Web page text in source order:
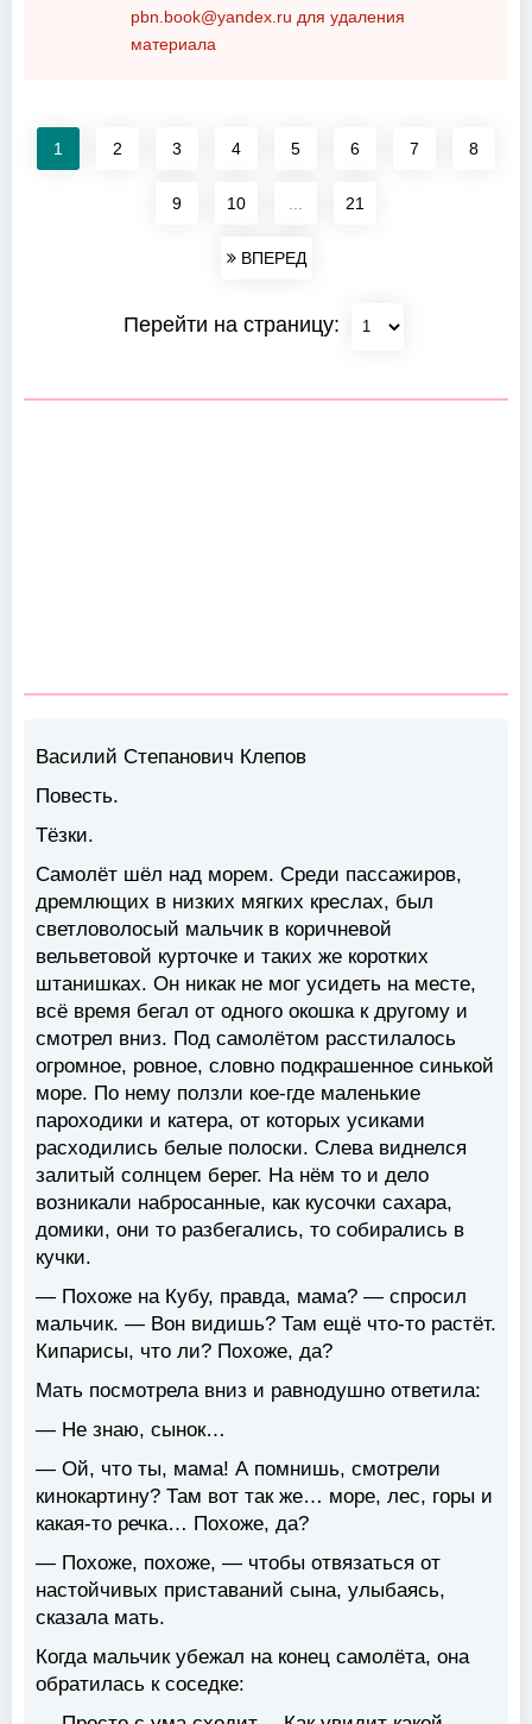
pbn.book@yandex.ru для удаления
материала
1 2 3 4 5 6 7 8
9 10 21
ВПЕРЕД
Перейти на страницу:
Василий Степанович Клепов
Повесть.
Тёзки.
Самолёт шёл над морем. Среди пассажиров,
дремлющих в низких мягких креслах, был
светловолосый мальчик в коричневой
вельветовой курточке и таких же коротких
штанишках. Он никак не мог усидеть на месте,
всё время бегал от одного окошка к другому и
смотрел вниз. Под самолётом расстилалось
огромное, ровное, словно подкрашенное синькой
море. По нему ползли кое-где маленькие
пароходики и катера, от которых усиками
расходились белые полоски. Слева виднелся
залитый солнцем берег. На нём то и дело
возникали набросанные, как кусочки сахара,
домики, они то разбегались, то собирались в
кучки.
— Похоже на Кубу, правда, мама? — спросил
мальчик. — Вон видишь? Там ещё что-то растёт.
Кипарисы, что ли? Похоже, да?
Мать посмотрела вниз и равнодушно ответила:
— Не знаю, сынок…
— Ой, что ты, мама! А помнишь, смотрели
кинокартину? Там вот так же… море, лес, горы и
какая-то речка… Похоже, да?
— Похоже, похоже, — чтобы отвязаться от
настойчивых приставаний сына, улыбаясь,
сказала мать.
Когда мальчик убежал на конец самолёта, она
обратилась к соседке: